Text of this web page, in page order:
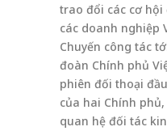
trao đổi các cơ
các doanh nghiệp
Chuyến công tác
đoàn Chính phủ
phiên đối thoại
của hai Chính
quan hệ đối tác